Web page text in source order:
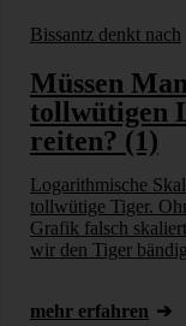
Bissantz denkt nach
Müssen
tollwütigen
reiten? (1)
Logarithmische
tollwütige Tiger.
Grafik falsch
wir den Tiger
mehr erfahren